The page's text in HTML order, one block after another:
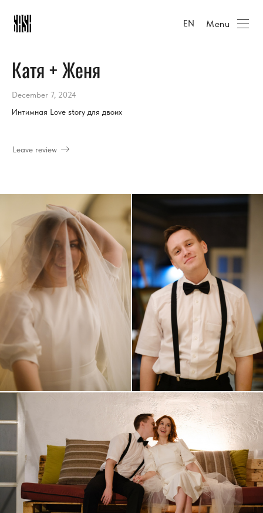
EN Menu
Катя + Женя
December 7, 2024
Интимная Love story для двоих
Leave review